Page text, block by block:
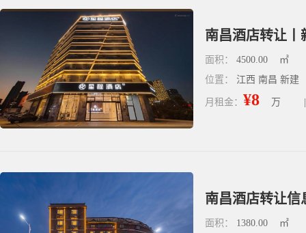
南昌酒店转让丨
面积： 4500.00
㎡
位置： 江西 南昌 新建
月租金： ¥8 万
南昌酒店转让信
面积： 1380.00
㎡